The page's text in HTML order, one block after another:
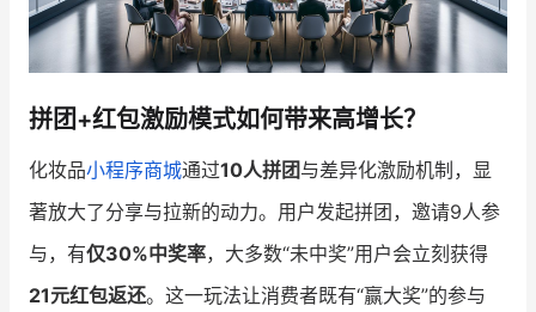
入驻有赞 认证代理商
认证服务商 设计服务商
有赞云 数据通服务
拼团+红包激励模式如何带来高增长？
化妆品小程序商城通过10人拼团与差异化激励机制，显
著放大了分享与拉新的动力。用户发起拼团，邀请9人参
与，有仅30%中奖率，大多数“未中奖”用户会立刻获得
21元红包返还。这一玩法让消费者既有“赢大奖”的参与